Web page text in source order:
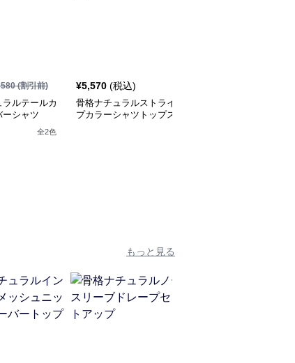
(割引前)
ルテールカ
ーシャツ
全2色
¥5,570 (税込)
骨格ナチュラルストライ
プカラーシャツトップス
もっと見る